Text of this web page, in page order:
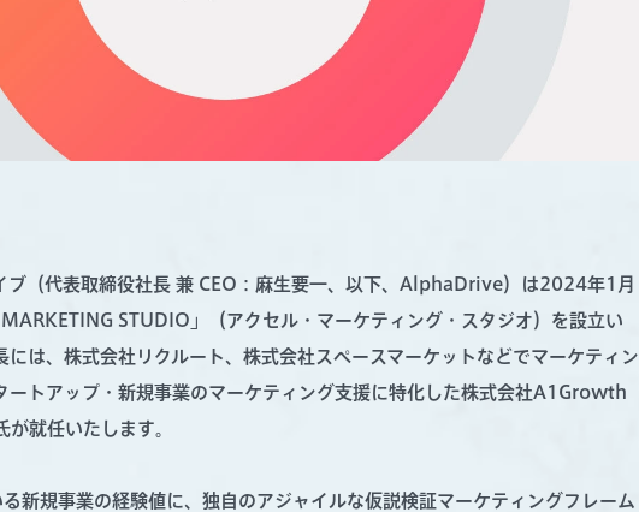
ブ（代表取締役社長 兼 CEO：麻生要一、以下、AlphaDrive）は2024年1月
STUDIO」（アクセル・マーケティング・スタジオ）を設立い
には、株式会社リクルート、株式会社スペースマーケットなどでマーケティン
ートアップ・新規事業のマーケティング支援に特化した株式会社A1Growth
就任いたします。
新規事業の経験値に、独自のアジャイルな仮説検証マーケティングフレーム